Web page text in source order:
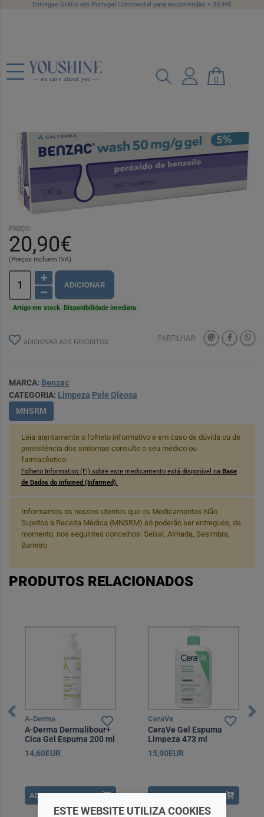
Entregas Grátis em Portugal Continental para encomendas > 39,99€
0
Benzac Wash 5, 50 mg/g-100 g x 1 gel
bisnaga
PREÇO:
20,90€
(Preços incluem IVA)
ADICIONAR
Artigo em stock. Disponibilidade imediata
ADICIONAR AOS FAVORITOS PARTILHAR:
MARCA: Benzac
CATEGORIA: Limpeza Pele Oleosa
MNSRM
Leia atentamente o folheto informativo e em caso de dúvida ou de
persistência dos sintomas consulte o seu médico ou
farmacêutico
Folheto Informativo (FI) sobre este medicamento está disponível na Base
de Dados do infomed (Infarmed)
Informamos os nossos utentes que os Medicamentos Não
Sujeitos a Receita Médica (MNSRM) só poderão ser entregues, de
momento, nos seguintes concelhos: Seixal, Almada, Sesimbra,
Barreiro
PRODUTOS RELACIONADOS
A-Derma
A-Derma Dermalibour+
Cica Gel Espuma 200 ml
14,60EUR
ADICIONAR
CeraVe
CeraVe Gel Espuma
Limpeza 473 ml
15,90EUR
ADICIONAR
ESTE WEBSITE UTILIZA COOKIES